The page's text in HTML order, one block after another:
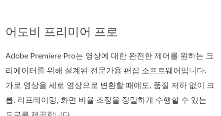
어도비 프리미어 프로
Adobe Premiere Pro는 영상에 대한 완전한 제어를 원하는 크
리에이터를 위해 설계된 전문가용 편집 소프트웨어입니다.
가로 영상을 세로 영상으로 변환할 때에도, 품질 저하 없이 크
롭, 리프레이밍, 화면 비율 조정을 정밀하게 수행할 수 있는